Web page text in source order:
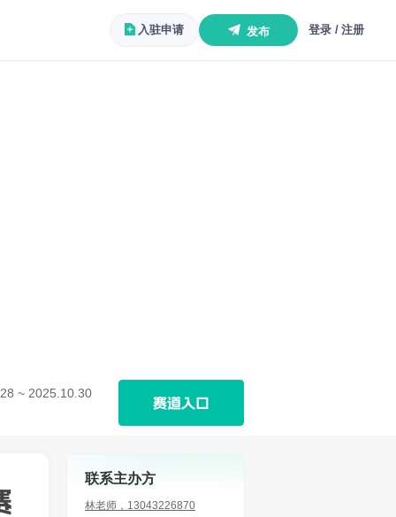
入驻申请 发布 登录 / 注册
~ 2025.10.30
赛道入口
联系主办方
林老师，13043226870